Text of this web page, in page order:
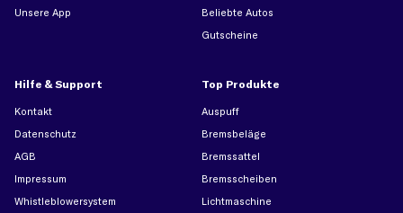
Unsere App
Beliebte Autos
Gutscheine
Hilfe & Support
Kontakt
Datenschutz
AGB
Impressum
Whistleblowersystem
Top Produkte
Auspuff
Bremsbeläge
Bremssattel
Bremsscheiben
Lichtmaschine